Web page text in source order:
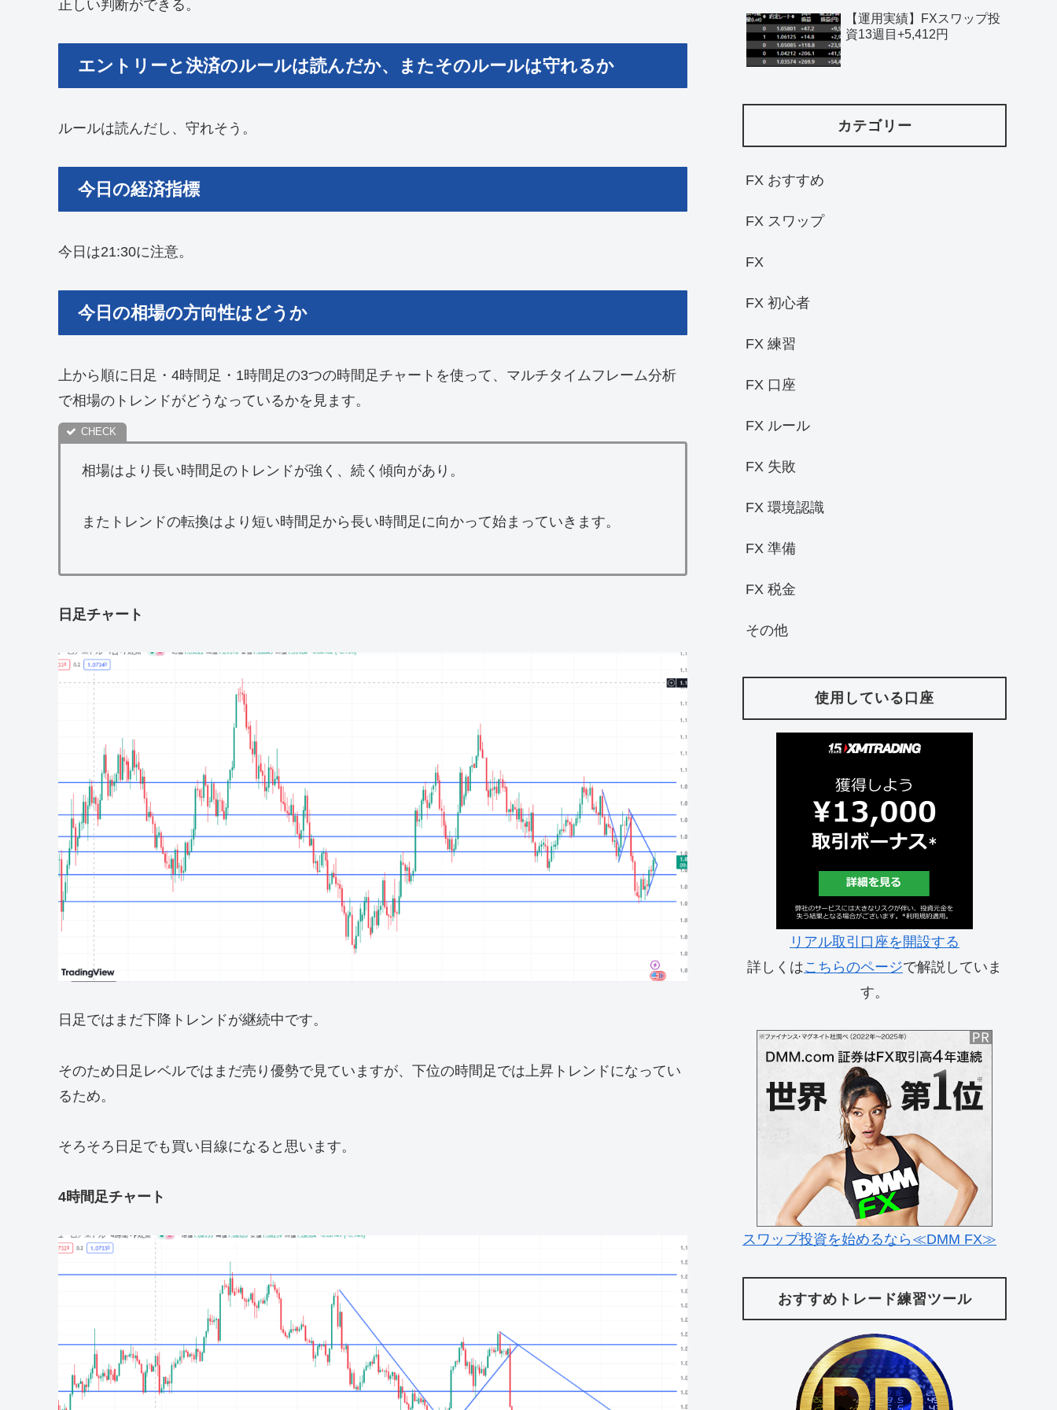
正しい判断ができる。
エントリーと決済のルールは読んだか、またそのルールは守れるか
ルールは読んだし、守れそう。
今日の経済指標
今日は21:30に注意。
今日の相場の方向性はどうか
上から順に日足・4時間足・1時間足の3つの時間足チャートを使って、マルチタイムフレーム分析
で相場のトレンドがどうなっているかを見ます。
相場はより長い時間足のトレンドが強く、続く傾向があり。
またトレンドの転換はより短い時間足から長い時間足に向かって始まっていきます。
日足チャート
日足ではまだ下降トレンドが継続中です。
そのため日足レベルではまだ売り優勢で見ていますが、下位の時間足では上昇トレンドになってい
るため。
そろそろ日足でも買い目線になると思います。
4時間足チャート
【運用実績】FXスワップ投
資13週目+5,412円
カテゴリー
FX おすすめ
FX スワップ
FX
FX 初心者
FX 練習
FX 口座
FX ルール
FX 失敗
FX 環境認識
FX 準備
FX 税金
その他
使用している口座
リアル取引口座を開設する
詳しくはこちらのページで解説していま
す。
スワップ投資を始めるなら≪DMM FX≫
おすすめトレード練習ツール